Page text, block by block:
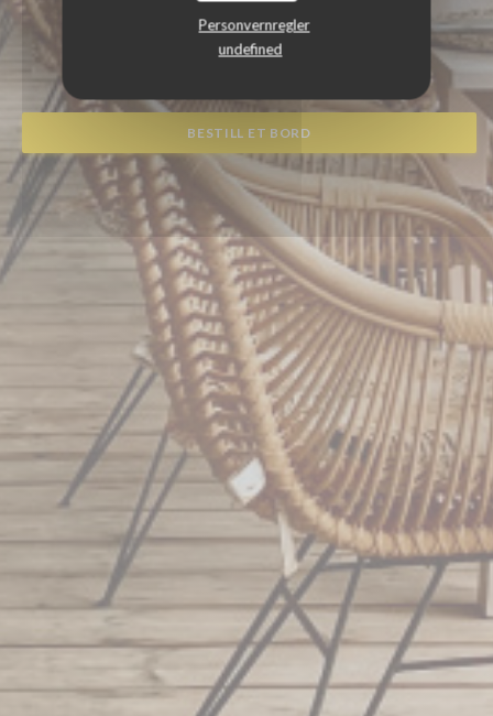
Personvernregler
undefined
LE ZAGAYA SAINT-FRANÇOIS
BESTILL ET BORD